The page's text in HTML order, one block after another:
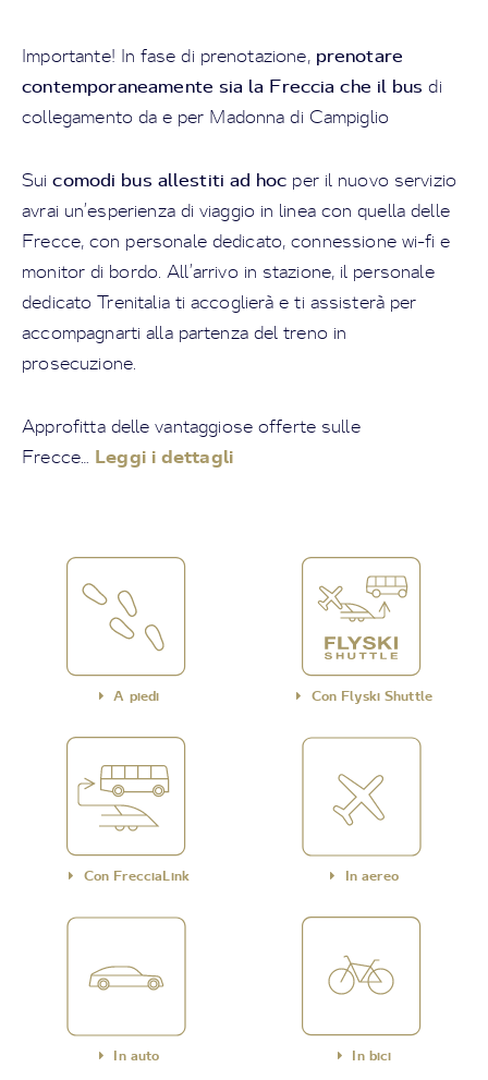
Importante! In fase di prenotazione, prenotare
contemporaneamente sia la Freccia che il bus di
collegamento da e per Madonna di Campiglio
Suicomodi bus allestiti ad hoc per il nuovo servizio
avrai un’esperienza di viaggio in linea con quella delle
Frecce, con personale dedicato, connessione wi-fi e
monitor di bordo. All’arrivo in stazione, il personale
dedicato Trenitalia ti accoglierà e ti assisterà per
accompagnarti alla partenza del treno in
prosecuzione.
Approfitta delle vantaggiose offerte sulle
Frecce… Leggi i dettagli
A piedi Con Flyski Shuttle
Con FrecciaLink In aereo
In auto In bici